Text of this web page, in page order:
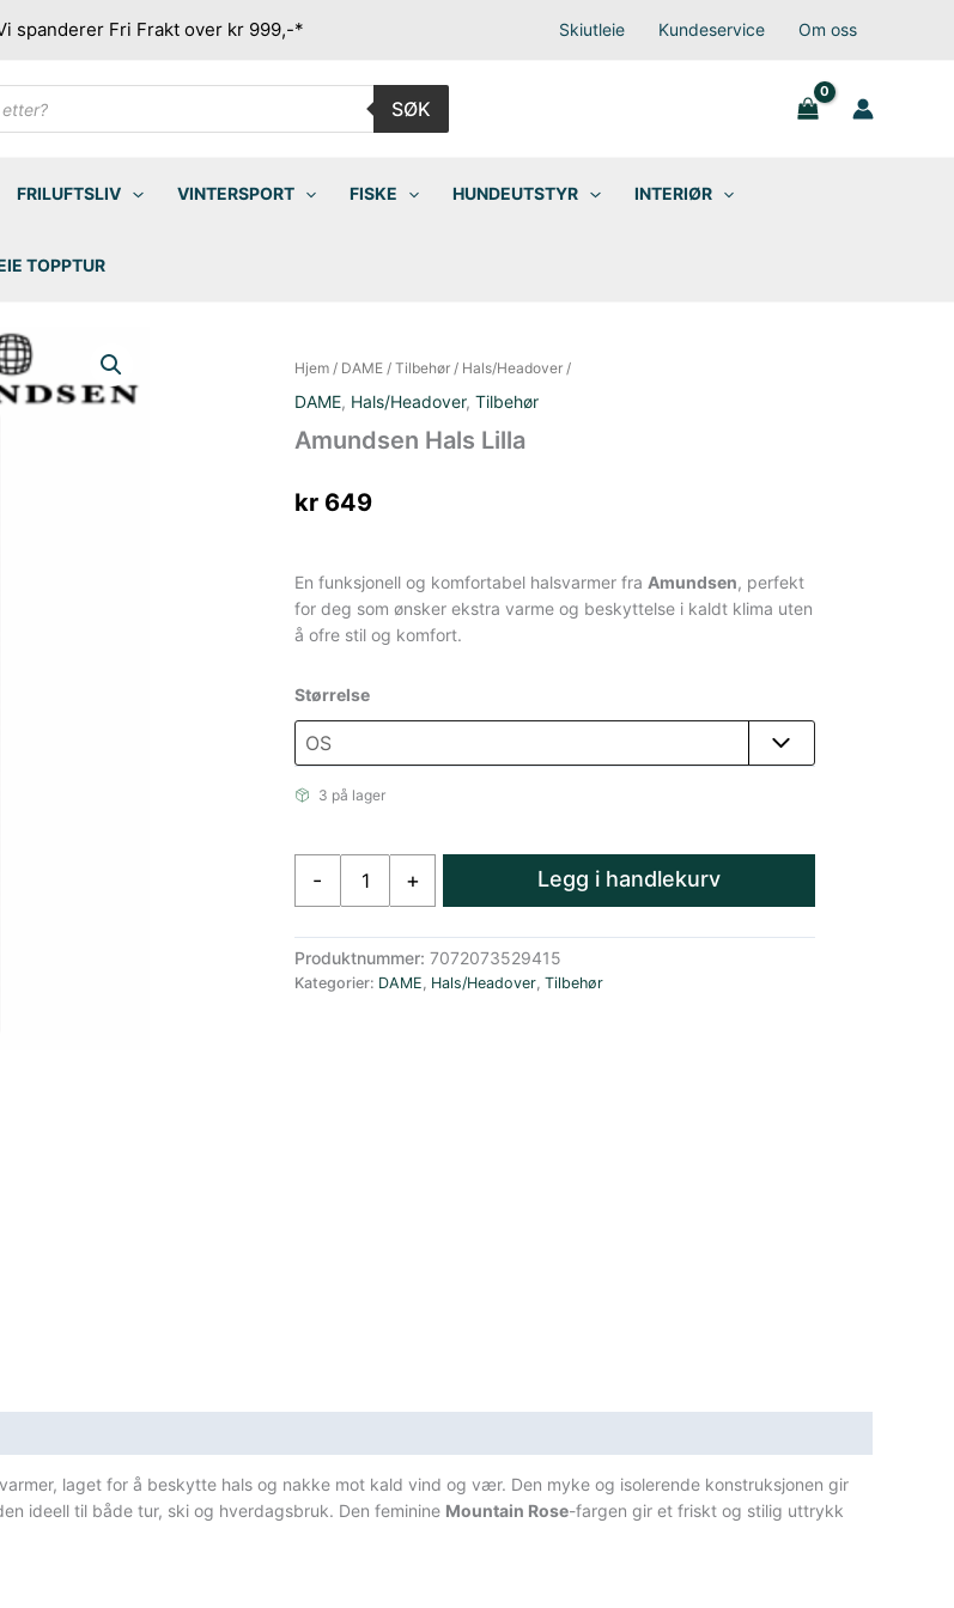
spanderer Fri Frakt over kr 999,-* Skiutleie Kundeservice Om oss
SØK
FRILUFTSLIV VINTERSPORT FISKE HUNDEUTSTYR INTERIØR
TOPPTUR
Hjem/ DAME/ Tilbehør/ Hals/Headover/
DAME, Hals/Headover, Tilbehør
Amundsen Hals Lilla
kr649
En funksjonell og komfortabel halsvarmer fra Amundsen, perfekt
for deg som ønsker ekstra varme og beskyttelse i kaldt klima uten
å ofre stil og komfort.
Størrelse
3 på lager
-
antall
+ Legg i handlekurv
Produktnummer: 7072073529415
Kategorier: DAME, Hals/Headover, Tilbehør
laget for å beskytte hals og nakke mot kald vind og vær. Den myke og isolerende konstruksjonen gir
ideell til både tur, ski og hverdagsbruk. Den feminine Mountain Rose-fargen gir et friskt og stilig uttrykk